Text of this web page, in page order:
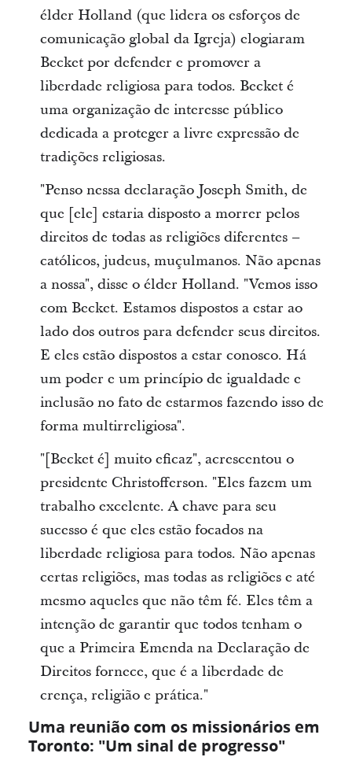
élder Holland (que lidera os esforços de
comunicação global da Igreja) elogiaram
Becket por defender e promover a
liberdade religiosa para todos. Becket é
uma organização de interesse público
dedicada a proteger a livre expressão de
tradições religiosas.
"Penso nessa declaração Joseph Smith, de
que [ele] estaria disposto a morrer pelos
direitos de todas as religiões diferentes –
católicos, judeus, muçulmanos. Não apenas
a nossa", disse o élder Holland. "Vemos isso
com Becket. Estamos dispostos a estar ao
lado dos outros para defender seus direitos.
E eles estão dispostos a estar conosco. Há
um poder e um princípio de igualdade e
inclusão no fato de estarmos fazendo isso de
forma multirreligiosa".
"[Becket é] muito eficaz", acrescentou o
presidente Christofferson. "Eles fazem um
trabalho excelente. A chave para seu
sucesso é que eles estão focados na
liberdade religiosa para todos. Não apenas
certas religiões, mas todas as religiões e até
mesmo aqueles que não têm fé. Eles têm a
intenção de garantir que todos tenham o
que a Primeira Emenda na Declaração de
Direitos fornece, que é a liberdade de
crença, religião e prática."
Uma reunião com os missionários em
Toronto: "Um sinal de progresso"